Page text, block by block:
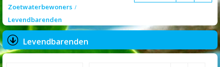
Zoetwaterbewoners
Levendbarenden
Levendbarenden